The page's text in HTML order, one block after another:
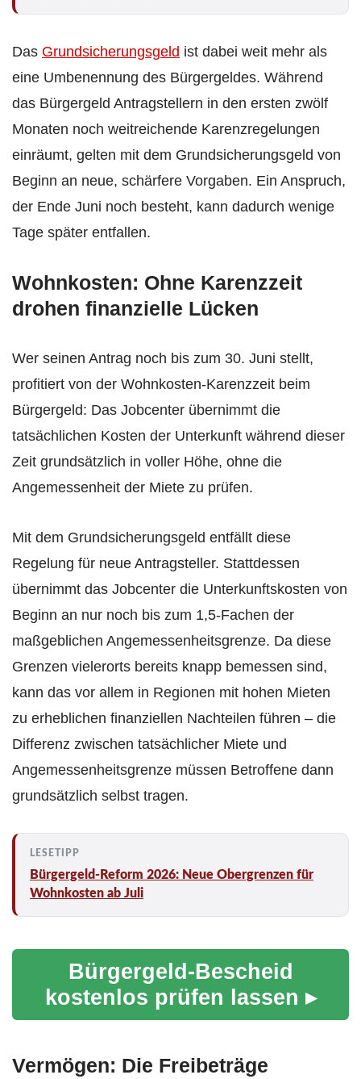
Das Grundsicherungsgeld ist dabei weit mehr als
eine Umbenennung des Bürgergeldes. Während
das Bürgergeld Antragstellern in den ersten zwölf
Monaten noch weitreichende Karenzregelungen
einräumt, gelten mit dem Grundsicherungsgeld von
Beginn an neue, schärfere Vorgaben. Ein Anspruch,
der Ende Juni noch besteht, kann dadurch wenige
Tage später entfallen.
Wohnkosten: Ohne Karenzzeit
drohen finanzielle Lücken
Wer seinen Antrag noch bis zum 30. Juni stellt,
profitiert von der Wohnkosten-Karenzzeit beim
Bürgergeld: Das Jobcenter übernimmt die
tatsächlichen Kosten der Unterkunft während dieser
Zeit grundsätzlich in voller Höhe, ohne die
Angemessenheit der Miete zu prüfen.
Mit dem Grundsicherungsgeld entfällt diese
Regelung für neue Antragsteller. Stattdessen
übernimmt das Jobcenter die Unterkunftskosten von
Beginn an nur noch bis zum 1,5-Fachen der
maßgeblichen Angemessenheitsgrenze. Da diese
Grenzen vielerorts bereits knapp bemessen sind,
kann das vor allem in Regionen mit hohen Mieten
zu erheblichen finanziellen Nachteilen führen – die
Differenz zwischen tatsächlicher Miete und
Angemessenheitsgrenze müssen Betroffene dann
grundsätzlich selbst tragen.
Bürgergeld-Reform 2026: Neue Obergrenzen für
Wohnkosten ab Juli
Bürgergeld-Bescheid
kostenlos prüfen lassen ▸
Vermögen: Die Freibeträge